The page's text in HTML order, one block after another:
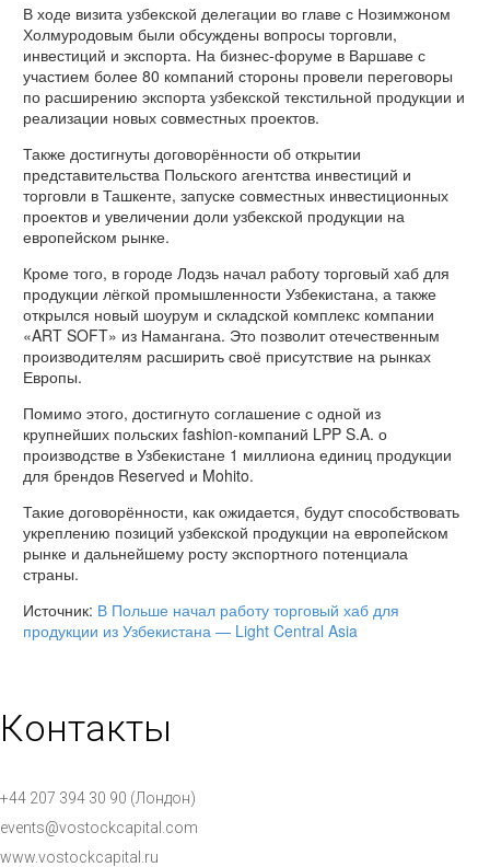
В ходе визита узбекской делегации во главе с Нозимжоном
Холмуродовым были обсуждены вопросы торговли,
инвестиций и экспорта. На бизнес-форуме в Варшаве с
участием более 80 компаний стороны провели переговоры
по расширению экспорта узбекской текстильной продукции и
реализации новых совместных проектов.
Также достигнуты договорённости об открытии
представительства Польского агентства инвестиций и
торговли в Ташкенте, запуске совместных инвестиционных
проектов и увеличении доли узбекской продукции на
европейском рынке.
Кроме того, в городе Лодзь начал работу торговый хаб для
продукции лёгкой промышленности Узбекистана, а также
открылся новый шоурум и складской комплекс компании
«ART SOFT» из Намангана. Это позволит отечественным
производителям расширить своё присутствие на рынках
Европы.
Помимо этого, достигнуто соглашение с одной из
крупнейших польских fashion-компаний LPP S.A. о
производстве в Узбекистане 1 миллиона единиц продукции
для брендов Reserved и Mohito.
Такие договорённости, как ожидается, будут способствовать
укреплению позиций узбекской продукции на европейском
рынке и дальнейшему росту экспортного потенциала
страны.
Источник: В Польше начал работу торговый хаб для
продукции из Узбекистана — Light Central Asia
Контакты
+44 207 394 30 90 (Лондон)
events@vostockcapital.com
www.vostockcapital.ru